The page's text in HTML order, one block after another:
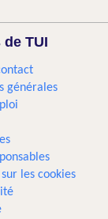
TUI
générales
les cookies